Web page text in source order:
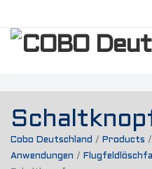
Cobo Deutschland / Products /
Anwendungen /